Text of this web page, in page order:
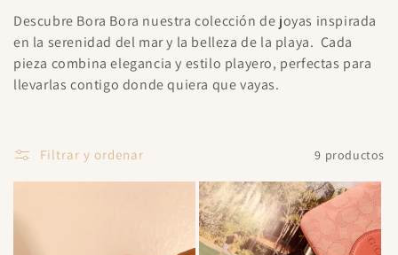
l
e
c
i
ó
Descubre Bora Bora nuestra colección de joyas inspirada
en la serenidad del mar y la belleza de la playa. Cada
pieza combina elegancia y estilo playero, perfectas para
llevarlas contigo donde quiera que vayas.
Filtrar y ordenar 9 productos